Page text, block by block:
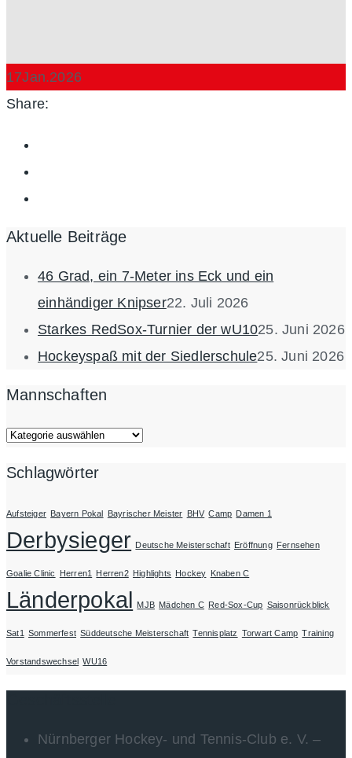
17Jan.2026
Share:
Aktuelle Beiträge
46 Grad, ein 7-Meter ins Eck und ein
einhändiger Knipser22. Juli 2026
Starkes RedSox-Turnier der wU1025. Juni 2026
Hockeyspaß mit der Siedlerschule25. Juni 2026
Mannschaften
Mannschaften
Schlagwörter
Aufsteiger Bayern Pokal Bayrischer Meister BHV Camp Damen 1
Derbysieger Deutsche Meisterschaft Eröffnung Fernsehen
Goalie Clinic Herren1 Herren2 Highlights Hockey Knaben C
Länderpokal MJB Mädchen C Red-Sox-Cup Saisonrückblick
Sat1 Sommerfest Süddeutsche Meisterschaft Tennisplatz Torwart Camp Training
Vorstandswechsel WU16
Nürnberger Hockey- und Tennis-Club e. V. –